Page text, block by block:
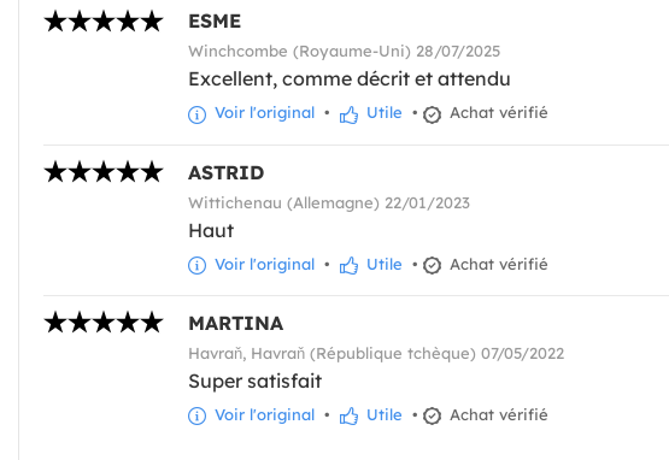
ESME
Winchcombe (Royaume-Uni) 28/07/2025
Excellent, comme décrit et attendu
Voir l'original • Utile • Achat vérifié
ASTRID
Wittichenau (Allemagne) 22/01/2023
Haut
Voir l'original • Utile • Achat vérifié
MARTINA
Havraň, Havraň (République tchèque) 07/05/2022
Super satisfait
Voir l'original • Utile • Achat vérifié